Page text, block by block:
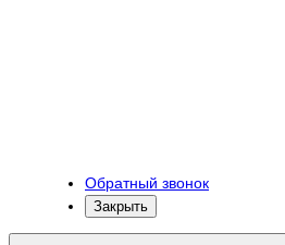
Обратный звонок
Закрыть